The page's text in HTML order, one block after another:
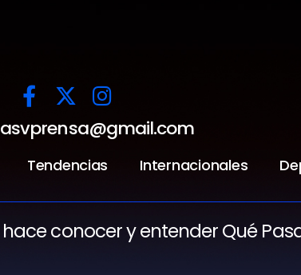
Tendencias Internacionales
conocer y entender Qué